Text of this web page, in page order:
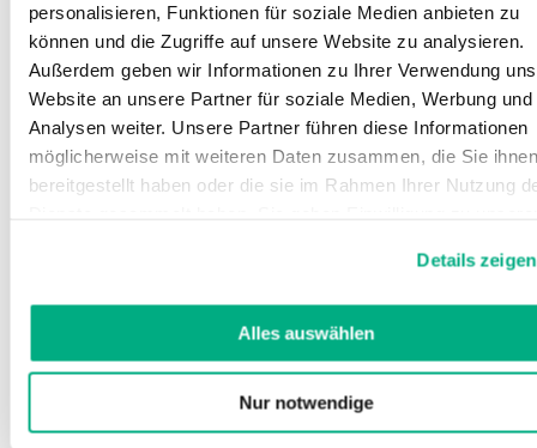
personalisieren, Funktionen für soziale Medien anbieten zu
können und die Zugriffe auf unsere Website zu analysieren.
Außerdem geben wir Informationen zu Ihrer Verwendung
Website an unsere Partner für soziale Medien, Werbung und
Analysen weiter. Unsere Partner führen diese Informationen
möglicherweise mit weiteren Daten zusammen, die Sie ihnen
bereitgestellt haben oder die sie im Rahmen Ihrer Nutzung
unsererDatenschutzerklärungundImpressum.
Details zeigen
Alles auswählen
Nur notwendige